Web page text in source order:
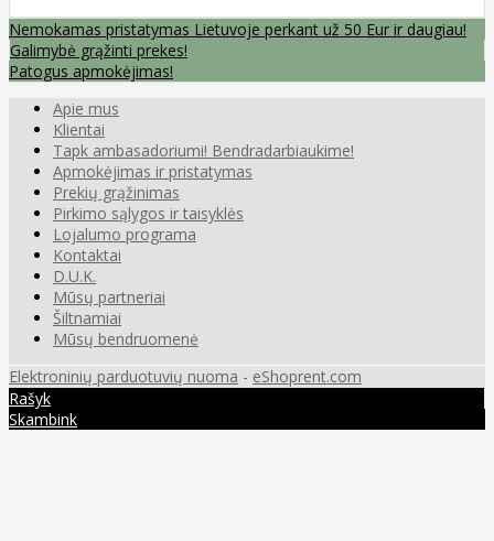
Nemokamas pristatymas Lietuvoje perkant už 50 Eur ir daugiau!
Galimybė grąžinti prekes!
Patogus apmokėjimas!
Apie mus
Klientai
Tapk ambasadoriumi! Bendradarbiaukime!
Apmokėjimas ir pristatymas
Prekių grąžinimas
Pirkimo sąlygos ir taisyklės
Lojalumo programa
Kontaktai
D.U.K.
Mūsų partneriai
Šiltnamiai
Mūsų bendruomenė
Elektroninių parduotuvių nuoma - eShoprent.com
Rašyk
Skambink